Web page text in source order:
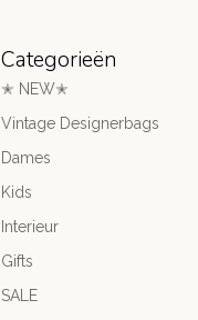
Categorieën
✭ NEW✭
Vintage Designerbags
Dames
Kids
Interieur
Gifts
SALE